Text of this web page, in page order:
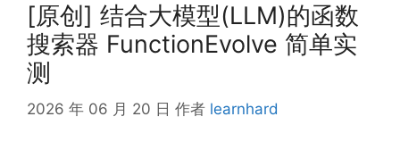
[原创] 结合大模型(LLM)的函数
搜索器 FunctionEvolve 简单实
测
2026 年 06 月 20 日 作者 learnhard